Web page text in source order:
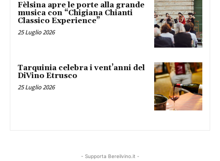
Fèlsina apre le porte alla grande
musica con “Chigiana Chianti
Classico Experience”
25 Luglio 2026
Tarquinia celebra i vent’anni del
DiVino Etrusco
25 Luglio 2026
- Supporta Bereilvino.it -